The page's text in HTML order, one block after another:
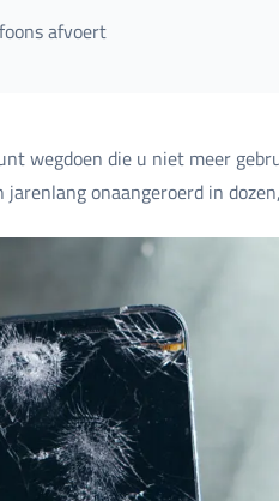
afvoert
wegdoen die u niet meer
onaangeroerd in